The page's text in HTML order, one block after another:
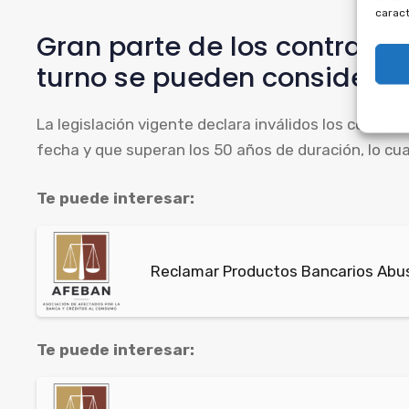
Gran parte de los
turno se pueden
La legislación vigente declara inválidos los
fecha y que superan los 50 años de duración, lo
Te puede interesar:
Reclamar Productos Bancarios
Te puede interesar: